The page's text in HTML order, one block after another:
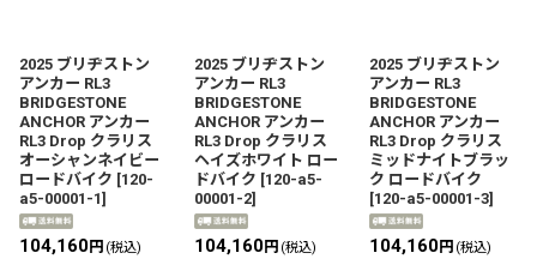
2025 ブリヂストン
アンカー RL3
BRIDGESTONE
ANCHOR アンカー
RL3 Drop クラリス
オーシャンネイビー
ロードバイク [120-
a5-00001-1]
104,160円 (税込)
2025 ブリヂストン
アンカー RL3
BRIDGESTONE
ANCHOR アンカー
RL3 Drop クラリス
ヘイズホワイト ロー
ドバイク [120-a5-
00001-2]
104,160円 (税込)
2025 ブリヂストン
アンカー RL3
BRIDGESTONE
ANCHOR アンカー
RL3 Drop クラリス
ミッドナイトブラッ
ク ロードバイク
[120-a5-00001-3]
104,160円 (税込)